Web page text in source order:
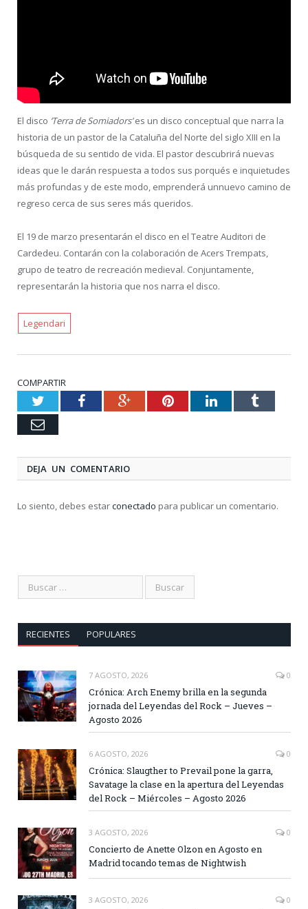
El disco ‘Terra de Somiadors’es un disco conceptual que narra la
historia de un pastor de la Cataluña del Norte del siglo XIII en la
búsqueda de su sentido de vida. El pastor descubrirá nuevas
ideas que le darán respuesta a todos sus porqués e inquietudes
más profundas y de este modo, emprenderá unnuevo camino de
regreso cerca de sus seres más queridos.
El 19 de marzo presentarán el disco en el Teatre Auditori de
Cardedeu. Contarán con la colaboración de Acers Trempats,
grupo de teatro de recreación medieval. Conjuntamente,
representarán la historia que nos narra el disco.
Legendari
COMPARTIR
TwitterFacebookGoogle+PinterestLinkedInTumblr
Email
DEJA UN COMENTARIO
Lo siento, debes estarconectado para publicar un comentario.
RECIENTES POPULARES
7 AGOSTO, 2026 0
Crónica: Arch Enemy brilla en la segunda
jornada del Leyendas del Rock – Jueves –
Agosto 2026
6 AGOSTO, 2026 0
Crónica: Slaugther to Prevail pone la garra,
Savatage la clase en la apertura del Leyendas
del Rock – Miércoles – Agosto 2026
3 AGOSTO, 2026 0
Concierto de Anette Olzon en Agosto en
Madrid tocando temas de Nightwish
3 AGOSTO, 2026 0